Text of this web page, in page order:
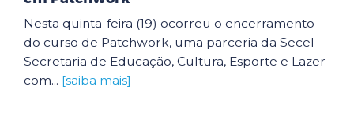
Nesta quinta-feira (19) ocorreu o encerramento
do curso de Patchwork, uma parceria da Secel –
Secretaria de Educação, Cultura, Esporte e Lazer
com... [saiba mais]